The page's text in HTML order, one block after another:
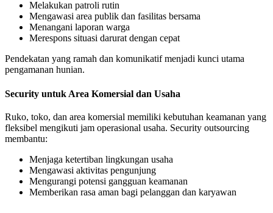
Melakukan patroli rutin
Mengawasi area publik dan fasilitas bersama
Menangani laporan warga
Merespons situasi darurat dengan cepat
Pendekatan yang ramah dan komunikatif menjadi kunci utama
pengamanan hunian.
Security untuk Area Komersial dan Usaha
Ruko, toko, dan area komersial memiliki kebutuhan keamanan yang
fleksibel mengikuti jam operasional usaha. Security outsourcing
membantu:
Menjaga ketertiban lingkungan usaha
Mengawasi aktivitas pengunjung
Mengurangi potensi gangguan keamanan
Memberikan rasa aman bagi pelanggan dan karyawan